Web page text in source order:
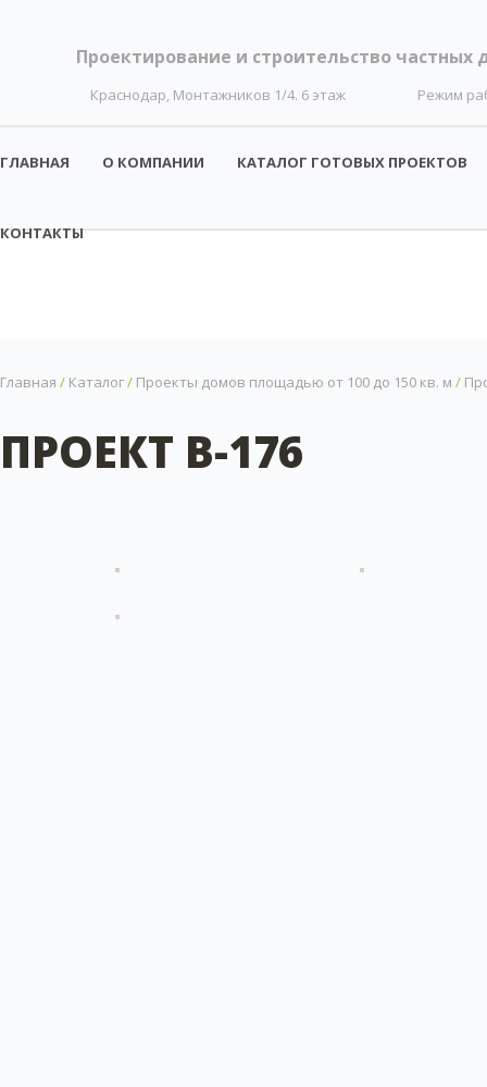
Проектирование и строительство частных
Краснодар, Монтажников 1/4. 6 этаж Режим
ГЛАВНАЯ О КОМПАНИИ КАТАЛОГ ГОТОВЫХ ПРОЕКТОВ
КОНТАКТЫ
Главная / Каталог/ Проекты домов площадью от 100 до 150 кв. м /
ПРОЕКТ B-176